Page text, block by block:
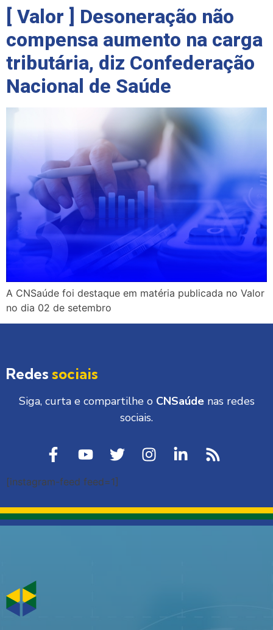
[ Valor ] Desoneração não
compensa aumento na carga
tributária, diz Confederação
Nacional de Saúde
A CNSaúde foi destaque em matéria publicada no Valor
no dia 02 de setembro
Redes sociais
Siga, curta e compartilhe o CNSaúdenas redes
sociais.
[instagram-feed feed=1]